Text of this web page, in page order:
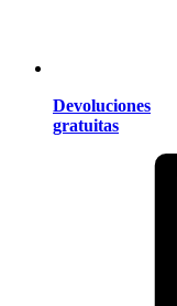
Devoluciones
gratuitas